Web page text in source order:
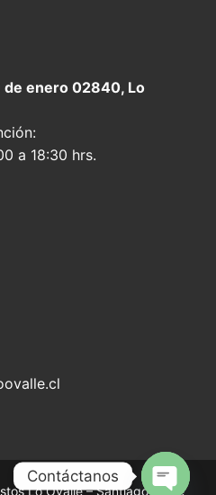
de enero 02840, Lo
a 18:30 hrs.
Lo Ovalle – Santiago, Chile
Contáctanos